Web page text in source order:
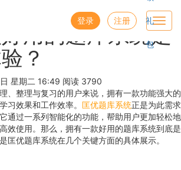
登录 注册 礼
包
用的题库系统是
？
星期二 16:49 阅读 3790
、整理与复习的用户来说，拥有一款功能强大的
习效果和工作效率。 匡优题库系统正是为此需求
通过一系列智能化的功能，帮助用户更加轻松地
效使用。那么，拥有一款好用的题库系统到底是
匡优题库系统在几个关键方面的具体展示。